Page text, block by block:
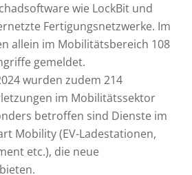
wie LockBit und
Fertigungsnetzwerke. Im
allein im Mobilitätsbereich 108
gemeldet.
wurden zudem 214
im Mobilitätssektor
betroffen sind Dienste im
Mobility (EV-Ladestationen,
etc.), die neue